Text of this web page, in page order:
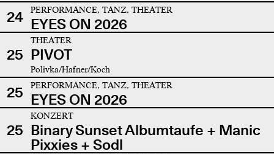
24 PERFORMANCE, TANZ, THEATER
EYES ON 2026
25
THEATER
PIVOT
Polivka/Hafner/Koch
25 PERFORMANCE, TANZ, THEATER
EYES ON 2026
25
KONZERT
Binary Sunset Albumtaufe + Manic
Pixxies + Sodl